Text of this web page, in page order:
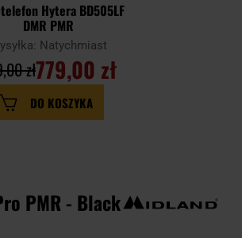
Hytera BD505LF
DMR PMR
Natychmiast
779,00 zł
zł
DO KOSZYKA
PMR - Black